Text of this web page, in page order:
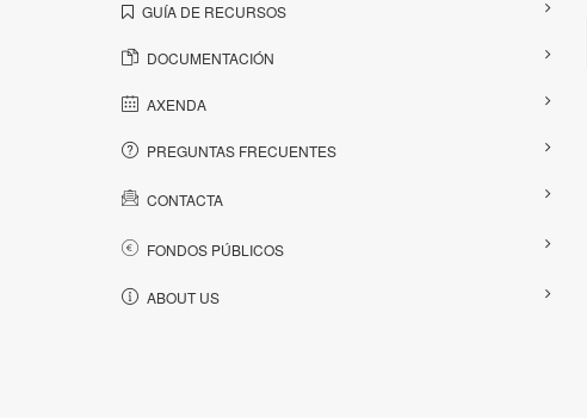
GUÍA DE RECURSOS
DOCUMENTACIÓN
AXENDA
PREGUNTAS FRECUENTES
CONTACTA
FONDOS PÚBLICOS
ABOUT US